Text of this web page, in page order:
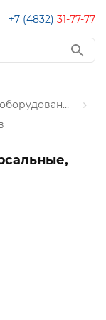
+7 (4832) 31-77-77
Вентиляция. Газовое и отопительное оборудование